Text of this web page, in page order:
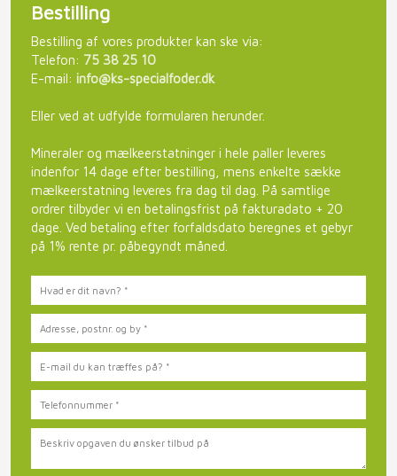
Bestilling​
Bestilling af vores produkter kan ske via:​
Telefon: 75 38 25 10
E-mail: info@ks-specialfoder.dk
Eller ved at udfylde formularen herunder.​
Mineraler og mælkeerstatninger i hele paller leveres
indenfor 14 dage efter bestilling, mens enkelte sække
mælkeerstatning leveres fra dag til dag. På samtlige
ordrer tilbyder vi en betalingsfrist på fakturadato + 20
dage. Ved betaling efter forfaldsdato beregnes et gebyr
på 1% rente pr. påbegyndt måned.